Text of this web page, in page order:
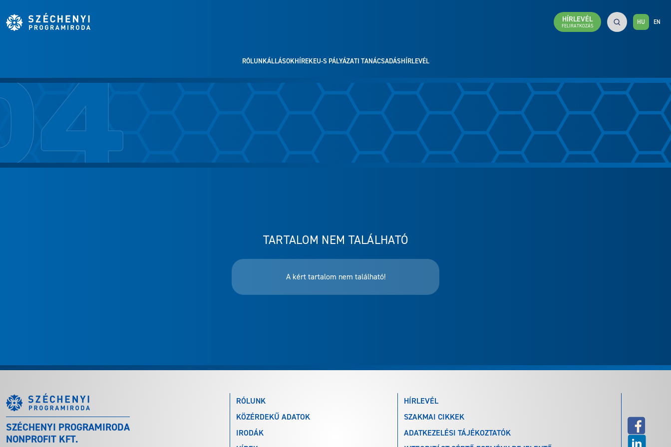
RÓLUNKÁLLÁSOKHÍREKEU-S PÁLYÁZATI TANÁCSADÁSHÍRLEVÉL
HÍRLEVÉL
FELIRATKOZÁS HU EN
TARTALOM NEM TALÁLHATÓ
A kért tartalom nem található!
SZÉCHENYI PROGRAMIRODA
NONPROFIT KFT.
RÓLUNK
KÖZÉRDEKŰ ADATOK
IRODÁK
HÍRLEVÉL
SZAKMAI CIKKEK
ADATKEZELÉSI TÁJÉKOZTATÓK